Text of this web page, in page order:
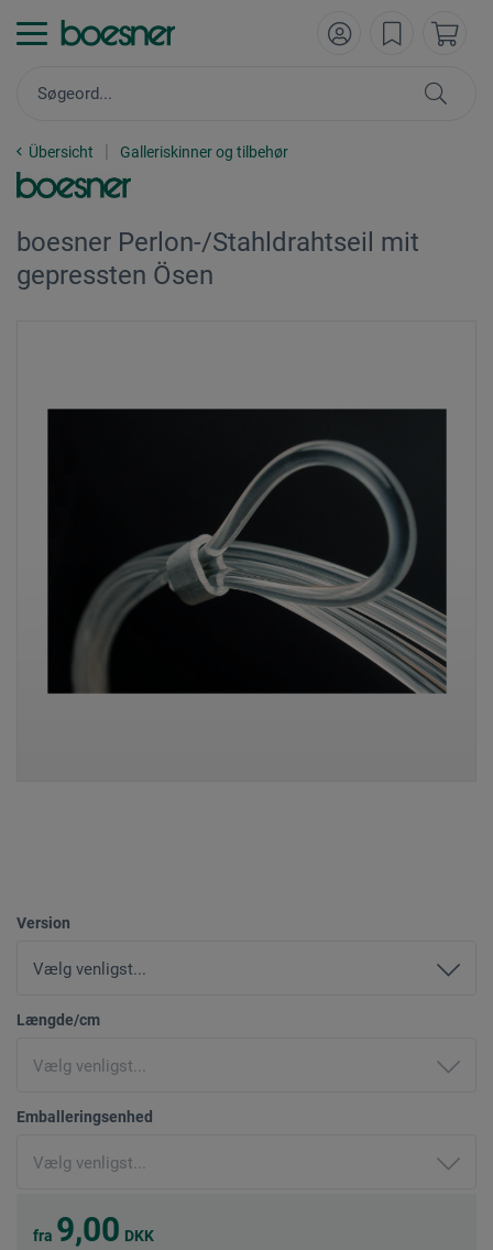
Übersicht Galleriskinner og tilbehør
boesner Perlon-/Stahldrahtseil mit
gepressten Ösen
Version
Længde/cm
Emballeringsenhed
fra 9,00 DKK